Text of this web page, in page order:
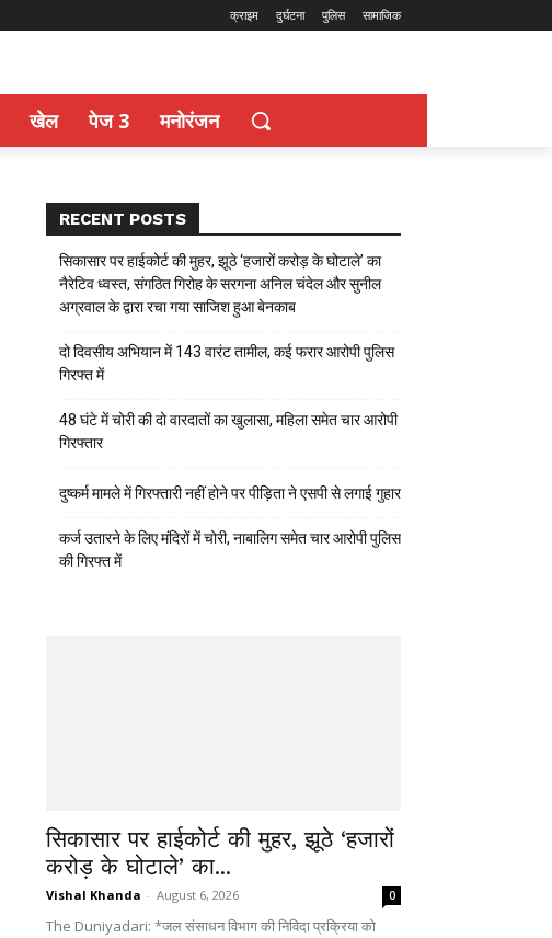
क्राइम दुर्घटना पुलिस सामाजिक
खेल पेज 3 मनोरंजन
RECENT POSTS
सिकासार पर हाईकोर्ट की मुहर, झूठे ‘हजारों करोड़ के घोटाले’ का
नैरेटिव ध्वस्त, संगठित गिरोह के सरगना अनिल चंदेल और सुनील
अग्रवाल के द्वारा रचा गया साजिश हुआ बेनकाब
दो दिवसीय अभियान में 143 वारंट तामील, कई फरार आरोपी पुलिस
गिरफ्त में
48 घंटे में चोरी की दो वारदातों का खुलासा, महिला समेत चार आरोपी
गिरफ्तार
दुष्कर्म मामले में गिरफ्तारी नहीं होने पर पीड़िता ने एसपी से लगाई गुहार
कर्ज उतारने के लिए मंदिरों में चोरी, नाबालिग समेत चार आरोपी पुलिस
की गिरफ्त में
सिकासार पर हाईकोर्ट की मुहर, झूठे ‘हजारों
करोड़ के घोटाले’ का...
Vishal Khanda - August 6, 2026 0
The Duniyadari: *जल संसाधन विभाग की निविदा प्रक्रिया को